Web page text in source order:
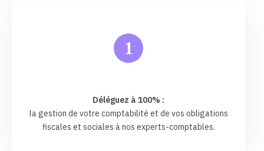
1
Déléguez à 100% :
la gestion de votre comptabilité et de vos obligations
fiscales et sociales à nos experts-comptables.